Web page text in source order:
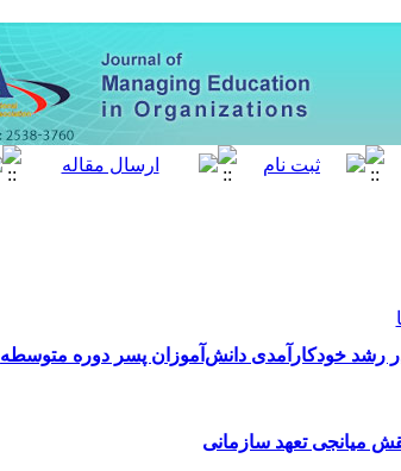
رشد خودکارآمدی دانش‌آموزان پسر دوره متوسطه
میانجی تعهد سازمانی